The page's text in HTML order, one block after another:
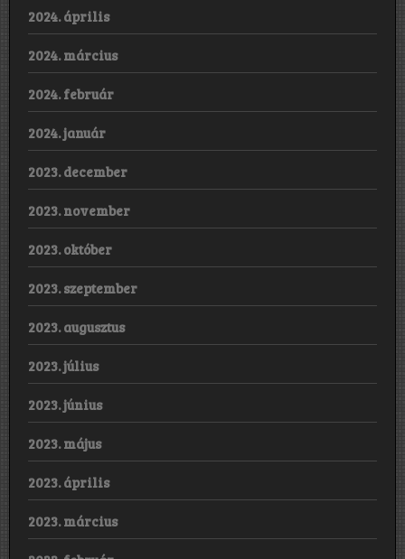
2024. április
2024. március
2024. február
2024. január
2023. december
2023. november
2023. október
2023. szeptember
2023. augusztus
2023. július
2023. június
2023. május
2023. április
2023. március